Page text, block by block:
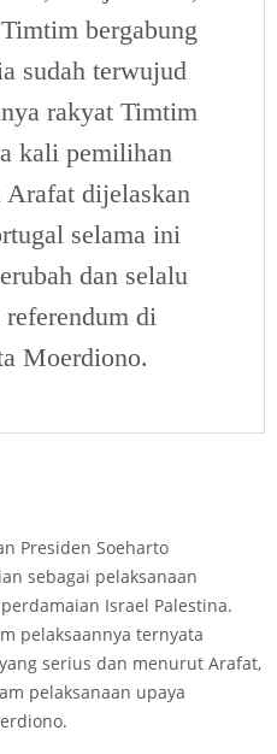
bergabung
sudah terwujud
rakyat Timtim
kali pemilihan
Arafat dijelaskan
selama ini
dan selalu
di
Moerdiono.
Presiden Soeharto
sebagai pelaksanaan
Israel­ Palestina.
pelaksaannya ternyata
serius dan menurut Arafat,
pelaksanaan upaya